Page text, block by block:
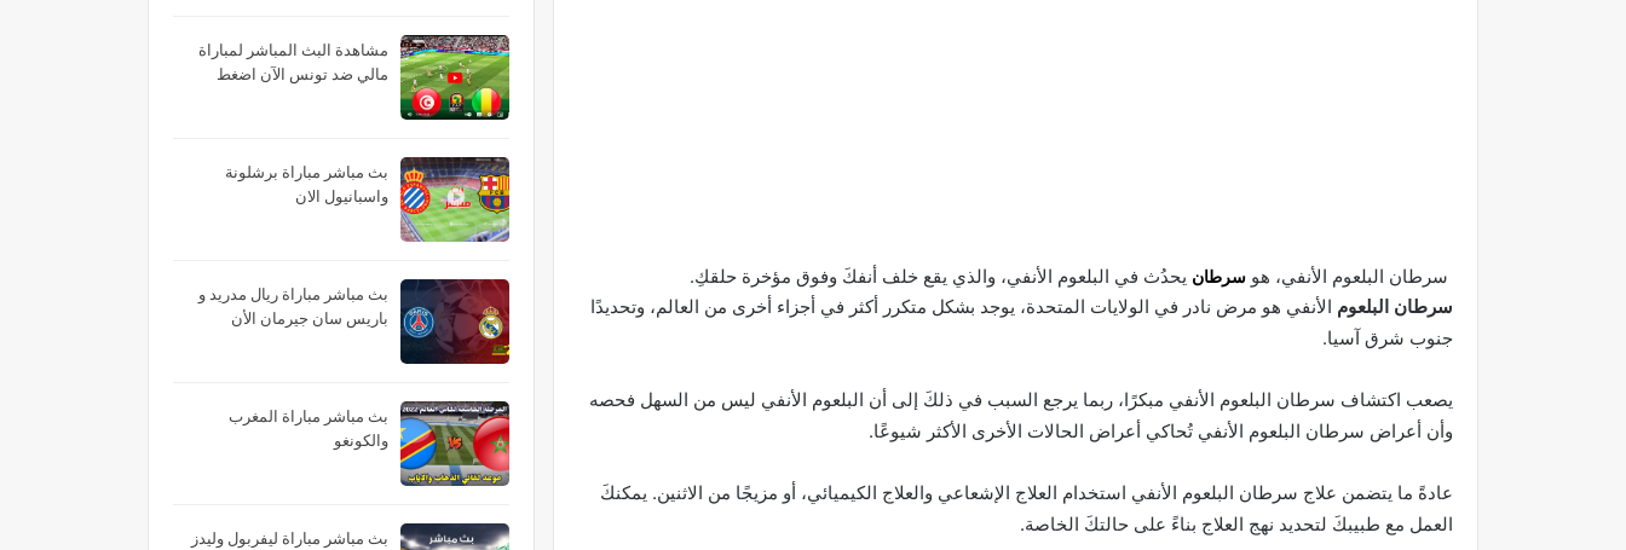
سرطان البلعوم الأنفي، هو سرطان يحدُث في البلعوم الأنفي، والذي يقع خلف أنفكَ وفوق مؤخرة حلقكِ.
سرطان البلعوم الأنفي هو مرض نادر في الولايات المتحدة، يوجد بشكل متكرر أكثر في أجزاء أخرى من العالم، وتحديدًا
جنوب شرق آسيا.
يصعب اكتشاف سرطان البلعوم الأنفي مبكرًا، ربما يرجع السبب في ذلكَ إلى أن البلعوم الأنفي ليس من السهل فحصه
وأن أعراض سرطان البلعوم الأنفي تُحاكي أعراض الحالات الأخرى الأكثر شيوعًا.
عادةً ما يتضمن علاج سرطان البلعوم الأنفي استخدام العلاج الإشعاعي والعلاج الكيميائي، أو مزيجًا من الاثنين. يمكنكَ
العمل مع طبيبكَ لتحديد نهج العلاج بناءً على حالتكَ الخاصة.
مشاهدة البث المباشر لمباراة
مالي ضد تونس الآن اضغط
بث مباشر مباراة برشلونة
واسبانيول الان
بث مباشر مباراة ريال مدريد و
باريس سان جيرمان الأن
بث مباشر مباراة المغرب
والكونغو
بث مباشر مباراة ليفربول وليدز